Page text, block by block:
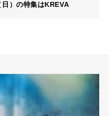
）の特集はKREVA